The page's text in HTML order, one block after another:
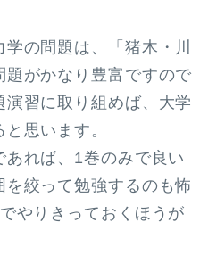
の問題は、「猪木・川
がかなり豊富ですので
習に取り組めば、大学
思います。
れば、1巻のみで良い
絞って勉強するのも怖
やりきっておくほうが